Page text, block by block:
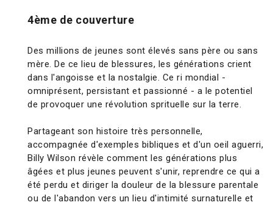
4ème de couverture
Des millions de jeunes sont élevés sans père ou sans
mère. De ce lieu de blessures, les générations crient
dans l'angoisse et la nostalgie. Ce ri mondial -
omniprésent, persistant et passionné - a le potentiel
de provoquer une révolution sprituelle sur la terre.
Partageant son histoire très personnelle,
accompagnée d'exemples bibliques et d'un oeil aguerri,
Billy Wilson révèle comment les générations plus
âgées et plus jeunes peuvent s'unir, reprendre ce qui a
été perdu et diriger la douleur de la blessure parentale
ou de l'abandon vers un lieu d'intimité surnaturelle et